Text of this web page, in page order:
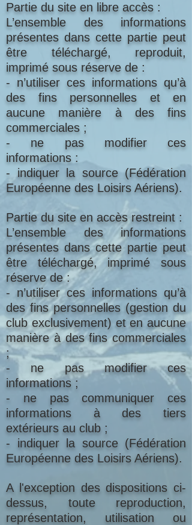
Partie du site en libre accès :
L’ensemble des informations
présentes dans cette partie peut
être téléchargé, reproduit,
imprimé sous réserve de :
- n’utiliser ces informations qu’à
des fins personnelles et en
aucune manière à des fins
commerciales ;
- ne pas modifier ces
informations :
- indiquer la source (Fédération
Européenne des Loisirs Aériens).
Partie du site en accès restreint :
L’ensemble des informations
présentes dans cette partie peut
être téléchargé, imprimé sous
réserve de :
- n’utiliser ces informations qu’à
des fins personnelles (gestion du
club exclusivement) et en aucune
manière à des fins commerciales
;
- ne pas modifier ces
informations ;
- ne pas communiquer ces
informations à des tiers
extérieurs au club ;
- indiquer la source (Fédération
Européenne des Loisirs Aériens).
A l'exception des dispositions ci-
dessus, toute reproduction,
représentation, utilisation ou